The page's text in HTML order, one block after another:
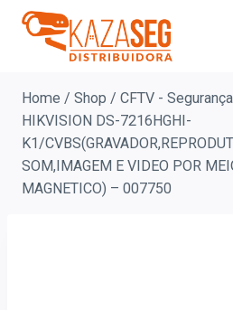
Home / Shop / CFTV -
HIKVISION DS-7216HGHI-
K1/
SOM,IMAGEM E VIDEO POR
MAGNETICO) – 007750